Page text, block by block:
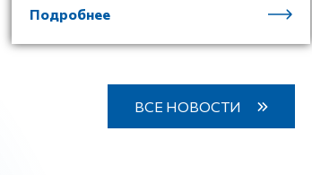
Подробнее
ВСЕ НОВОСТИ